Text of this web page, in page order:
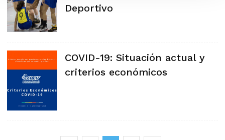
Deportivo
COVID-19: Situación actual y
criterios económicos